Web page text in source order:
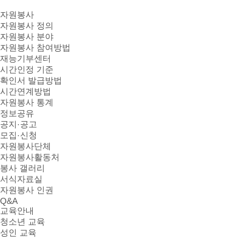
자원봉사
자원봉사 정의
자원봉사 분야
자원봉사 참여방법
재능기부센터
시간인정 기준
확인서 발급방법
시간연계방법
자원봉사 통계
정보공유
공지·공고
모집·신청
자원봉사단체
자원봉사활동처
봉사 갤러리
서식자료실
자원봉사 인권
Q&A
교육안내
청소년 교육
성인 교육